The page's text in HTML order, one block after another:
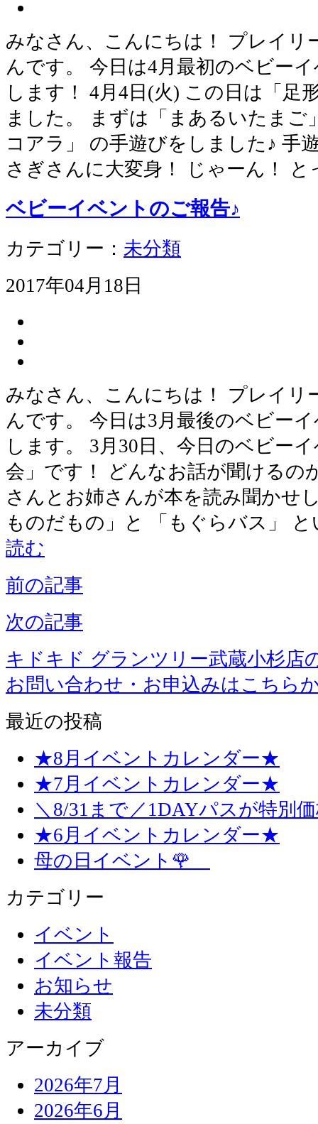
みなさん、こんにちは！ プレイリ
んです。 今日は4月最初のベビー
します！ 4月4日(火) この日は「足
ました。 まずは「まあるいたまご
コアラ」 の手遊びをしました♪ 手
さぎさんに大変身！ じゃーん！
ベビーイベントのご報告♪
カテゴリー： 未分類
2017年04月18日
みなさん、こんにちは！ プレイリ
んです。 今日は3月最後のベビー
します。 3月30日、今日のベビー
会」です！ どんなお話が聞けるの
さんとお姉さんが本を読み聞かせ
ものだもの」と 「もぐらバス」
読む
前の記事
次の記事
キドキド グランツリー武蔵小杉店
お問い合わせ・お申込みはこちら
最近の投稿
★8月イベントカレンダー★
★7月イベントカレンダー★
＼8/31まで／1DAYパスが特別
★6月イベントカレンダー★
母の日イベント🌹
カテゴリー
イベント
イベント報告
お知らせ
未分類
アーカイブ
2026年7月
2026年6月